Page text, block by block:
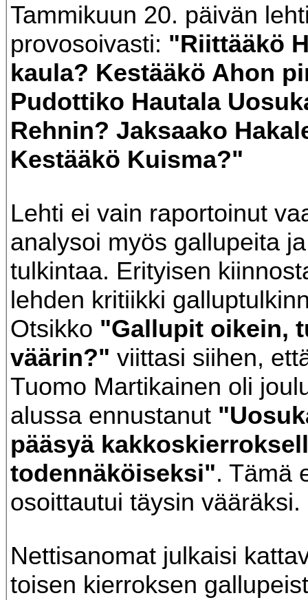
Tammikuun 20. päivän
provosoivasti: "Riittääkö
kaula? Kestääkö Ahon
Pudottiko Hautala
Rehnin? Jaksaako
Kestääkö Kuisma?"
Lehti ei vain raportoinut
analysoi myös gallupeita
tulkintaa. Erityisen
lehden kritiikki
Otsikko "Gallupit oikein,
väärin?" viittasi siihen,
Tuomo Martikainen oli
alussa ennustanut
pääsyä
todennäköiseksi". Tämä
osoittautui täysin vääräksi.
Nettisanomat julkaisi
toisen kierroksen